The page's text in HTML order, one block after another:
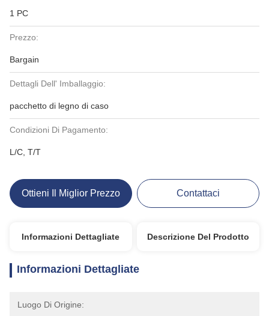
1 PC
Prezzo:
Bargain
Dettagli Dell' Imballaggio:
pacchetto di legno di caso
Condizioni Di Pagamento:
L/C, T/T
Ottieni Il Miglior Prezzo Contattaci
Informazioni Dettagliate Descrizione Del Prodotto
Informazioni Dettagliate
Luogo Di Origine: